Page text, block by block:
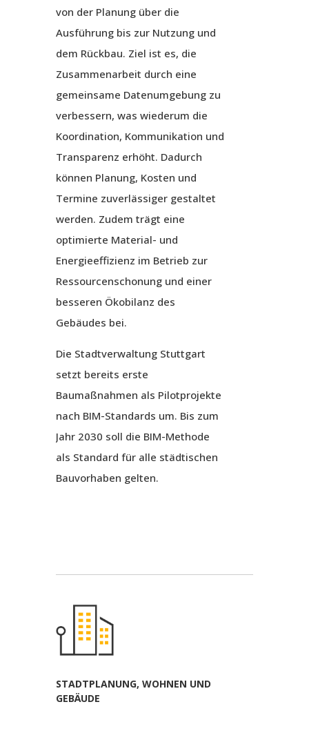
von der Planung über die
Ausführung bis zur Nutzung und
dem Rückbau. Ziel ist es, die
Zusammenarbeit durch eine
gemeinsame Datenumgebung zu
verbessern, was wiederum die
Koordination, Kommunikation und
Transparenz erhöht. Dadurch
können Planung, Kosten und
Termine zuverlässiger gestaltet
werden. Zudem trägt eine
optimierte Material- und
Energieeffizienz im Betrieb zur
Ressourcenschonung und einer
besseren Ökobilanz des
Gebäudes bei.
Die Stadtverwaltung Stuttgart
setzt bereits erste
Baumaßnahmen als Pilotprojekte
nach BIM-Standards um. Bis zum
Jahr 2030 soll die BIM-Methode
als Standard für alle städtischen
Bauvorhaben gelten.
STADTPLANUNG, WOHNEN UND
GEBÄUDE